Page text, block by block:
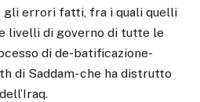
gli errori fatti, fra i quali quelli
livelli di governo di tutte le
di de-batificazione-
di Saddam- che ha distrutto